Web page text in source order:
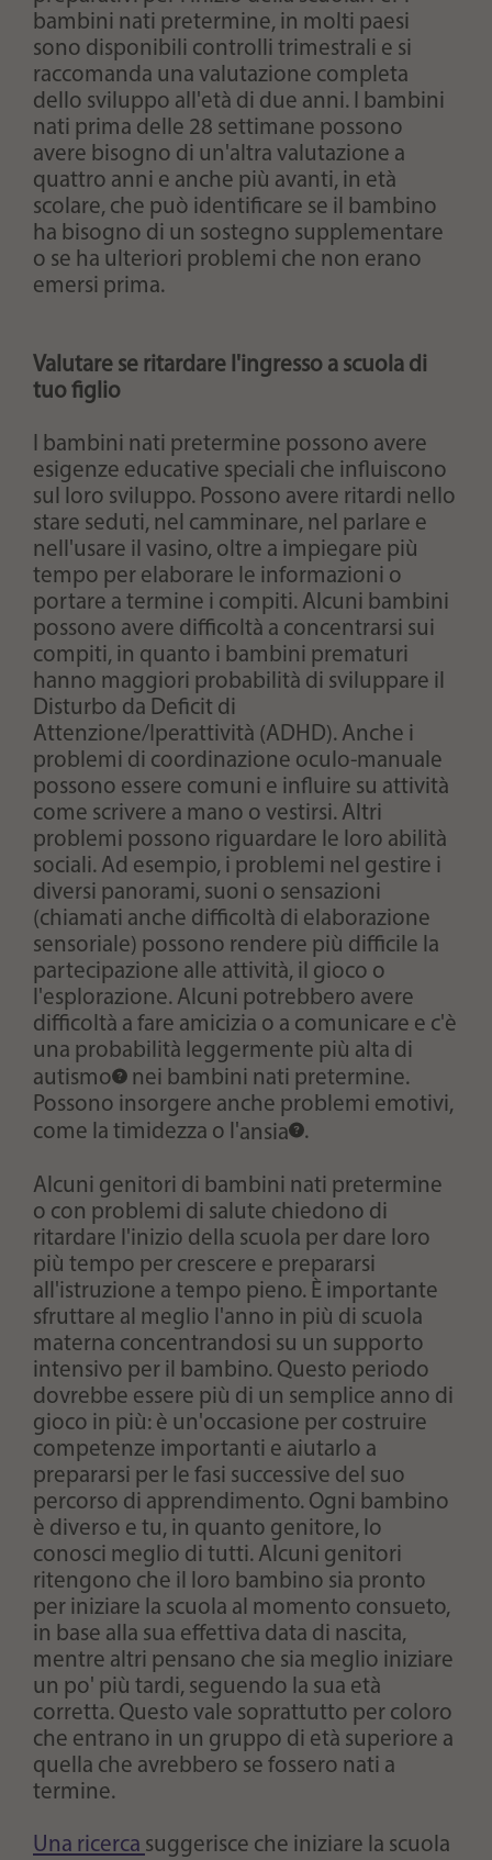
bambini nati pretermine, in molti paesi
sono disponibili controlli trimestrali e si
raccomanda una valutazione completa
dello sviluppo all'età di due anni. I bambini
nati prima delle 28 settimane possono
avere bisogno di un'altra valutazione a
quattro anni e anche più avanti, in età
scolare, che può identificare se il bambino
ha bisogno di un sostegno supplementare
o se ha ulteriori problemi che non erano
emersi prima.
Valutare se ritardare l'ingresso a scuola di
tuo figlio
I bambini nati pretermine possono avere
esigenze educative speciali che influiscono
sul loro sviluppo. Possono avere ritardi nello
stare seduti, nel camminare, nel parlare e
nell'usare il vasino, oltre a impiegare più
tempo per elaborare le informazioni o
portare a termine i compiti. Alcuni bambini
possono avere difficoltà a concentrarsi sui
compiti, in quanto i bambini prematuri
hanno maggiori probabilità di sviluppare il
Disturbo da Deficit di
Attenzione/Iperattività (ADHD). Anche i
problemi di coordinazione oculo-manuale
possono essere comuni e influire su attività
come scrivere a mano o vestirsi. Altri
problemi possono riguardare le loro abilità
sociali. Ad esempio, i problemi nel gestire i
diversi panorami, suoni o sensazioni
(chiamati anche difficoltà di elaborazione
sensoriale) possono rendere più difficile la
partecipazione alle attività, il gioco o
l'esplorazione. Alcuni potrebbero avere
difficoltà a fare amicizia o a comunicare e c'è
una probabilità leggermente più alta di
autismo
nei bambini nati pretermine.
Possono insorgere anche problemi emotivi,
come la timidezza o l'ansia .
Alcuni genitori di bambini nati pretermine
o con problemi di salute chiedono di
ritardare l'inizio della scuola per dare loro
più tempo per crescere e prepararsi
all'istruzione a tempo pieno. È importante
sfruttare al meglio l'anno in più di scuola
materna concentrandosi su un supporto
intensivo per il bambino. Questo periodo
dovrebbe essere più di un semplice anno di
gioco in più: è un'occasione per costruire
competenze importanti e aiutarlo a
prepararsi per le fasi successive del suo
percorso di apprendimento. Ogni bambino
è diverso e tu, in quanto genitore, lo
conosci meglio di tutti. Alcuni genitori
ritengono che il loro bambino sia pronto
per iniziare la scuola al momento consueto,
in base alla sua effettiva data di nascita,
mentre altri pensano che sia meglio iniziare
un po' più tardi, seguendo la sua età
corretta. Questo vale soprattutto per coloro
che entrano in un gruppo di età superiore a
quella che avrebbero se fossero nati a
termine.
Una ricerca suggerisce che iniziare la scuola